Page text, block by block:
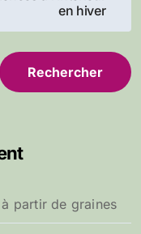
en hiver
partir de graines